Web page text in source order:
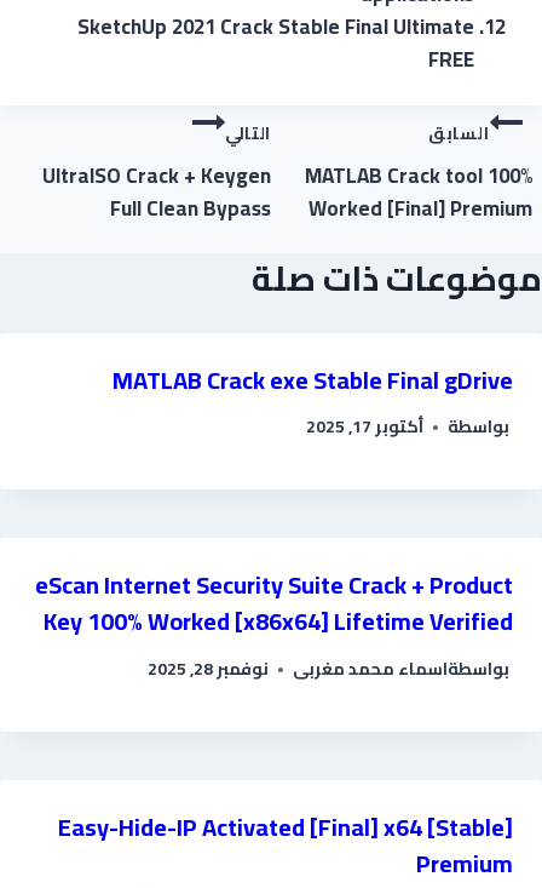
SketchUp 2021 Crack Stable Final Ultimate
FREE
السابق
MATLAB Crack tool 100%
Worked [Final] Premium
التالي
UltraISO Crack + Keygen
Full Clean Bypass
موضوعات ذات صلة
MATLAB Crack exe Stable Final gDrive
بواسطة أكتوبر 17, 2025
eScan Internet Security Suite Crack + Product
Key 100% Worked [x86x64] Lifetime Verified
بواسطةاسماء محمد مغربى نوفمبر 28, 2025
Easy-Hide-IP Activated [Final] x64 [Stable]
Premium